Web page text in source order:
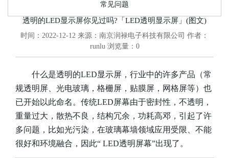
常见问题
透明的LED显示屏你见过吗?「LED透明显示屏」(图文)
时间：2022-12-12 来源：南京润禄电子科技有限公司 作者：
runlu 浏览量： 0
什么是透明的LED显示屏，行业中的许多产品（常
规透明屏、光电玻璃，格栅屏，贴膜屏，网格屏等）也
已开始以此命名。传统LED屏幕由于密封性，不透明，
重量过大，散热不良，结构冗余，功耗高邓，引起了许
多问题，比如光污染，在玻璃幕墙领域应用受限、不能
很好和环境融合，因此“ LED透明屏幕”出现了。